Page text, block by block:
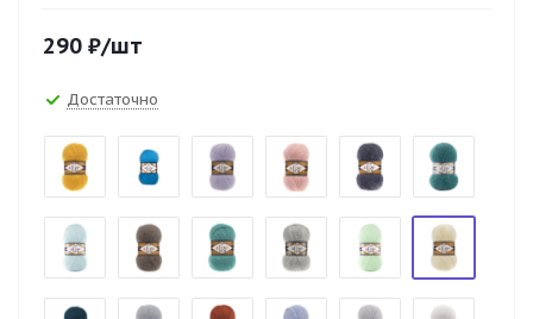
290 ₽/шт
Достаточно